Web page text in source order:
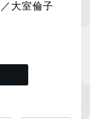
大室倫子